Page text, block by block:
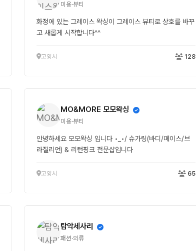
미용·뷰티
화정에 있는 그레이스 왁싱이 그레이스 뷰티로 상호를 바꾸
고 새롭게 시작합니다^^
고양시 128
MO&MORE 모모왁싱
미용·뷰티
안녕하세요 모모왁싱 입니다 •_•/ 슈가링(바디/페이스/브
라질리언) & 리턴핑크 전문샵입니다
고양시 65
탐악세사리
패션·의류